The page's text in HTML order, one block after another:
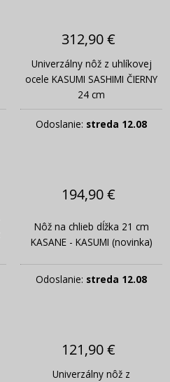
312,90 €
Univerzálny nôž z uhlíkovej
ocele KASUMI SASHIMI ČIERNY
24 cm
Odoslanie: streda 12.08
194,90 €
Nôž na chlieb dĺžka 21 cm
KASANE - KASUMI (novinka)
Odoslanie: streda 12.08
121,90 €
Univerzálny nôž z